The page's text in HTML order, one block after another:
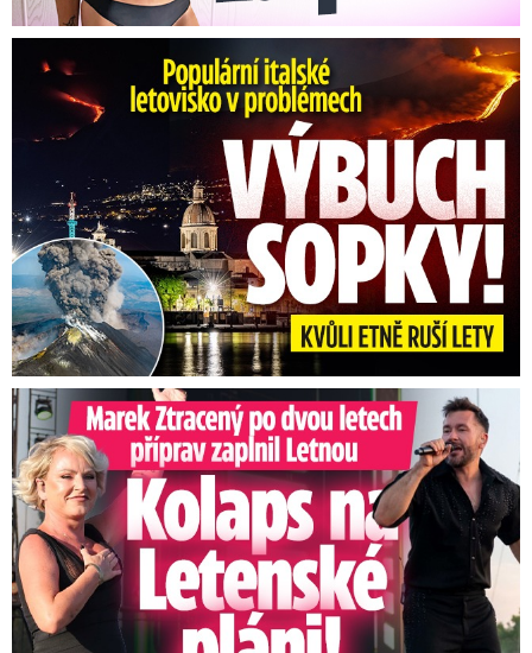
Erupce sicilské sopky Etny: Ruší desítky letů
Marek Ztracený na Letné: Pártlová stopla koncert